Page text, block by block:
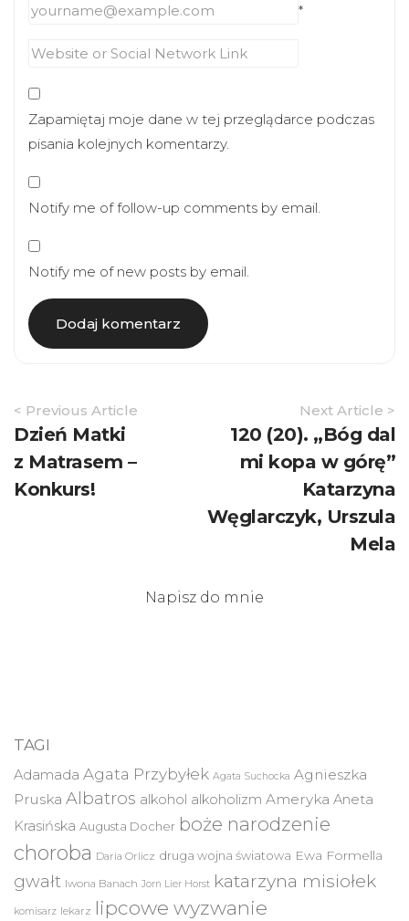
*
Zapamiętaj moje dane w tej przeglądarce podczas
pisania kolejnych komentarzy.
Notify me of follow-up comments by email.
Notify me of new posts by email.
Article
Navigation
< Previous Article
Dzień Matki
z Matrasem –
Konkurs!
Next Article >
120 (20). „Bóg dal
mi kopa w górę”
Katarzyna
Węglarczyk, Urszula
Mela
Napisz do mnie
TAGI
Adamada Agata Przybyłek Agata Suchocka Agnieszka
Pruska Albatros alkohol alkoholizm Ameryka Aneta
Krasińska Augusta Docher boże narodzenie
choroba Daria Orlicz druga wojna światowa Ewa Formella
gwałt Iwona Banach Jorn Lier Horst katarzyna misiołek
komisarz lekarz lipcowe wyzwanie